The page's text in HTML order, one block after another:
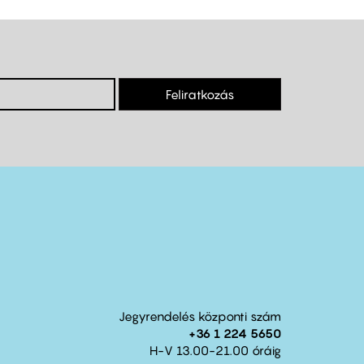
Feliratkozás
Jegyrendelés központi szám
+36 1 224 5650
H-V 13.00-21.00 óráig